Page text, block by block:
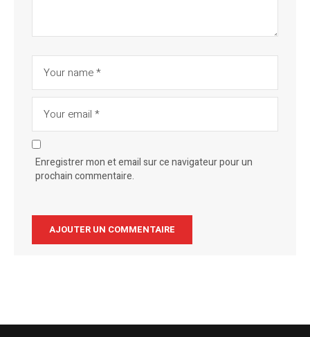
Enregistrer mon et email sur ce navigateur pour un
prochain commentaire.